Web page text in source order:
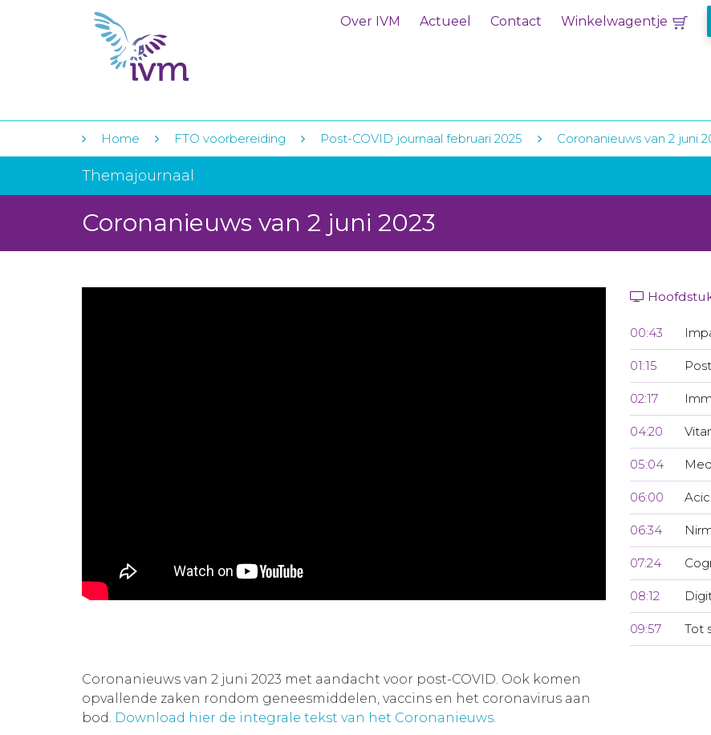
Over IVM Actueel Contact Winkelwagentje
Home FTO voorbereiding Post-COVID journaal februari 2025 Coronanieuws van 2 juni
Themajournaal
Coronanieuws van 2 juni 2023
00:43
01:15
02:17
04:20
05:04
06:00
06:34
07:24
08:12
09:57 Tot
Coronanieuws van 2 juni 2023 met aandacht voor post-COVID. Ook komen
opvallende zaken rondom geneesmiddelen, vaccins en het coronavirus aan
bod. Download hier de integrale tekst van het Coronanieuws.